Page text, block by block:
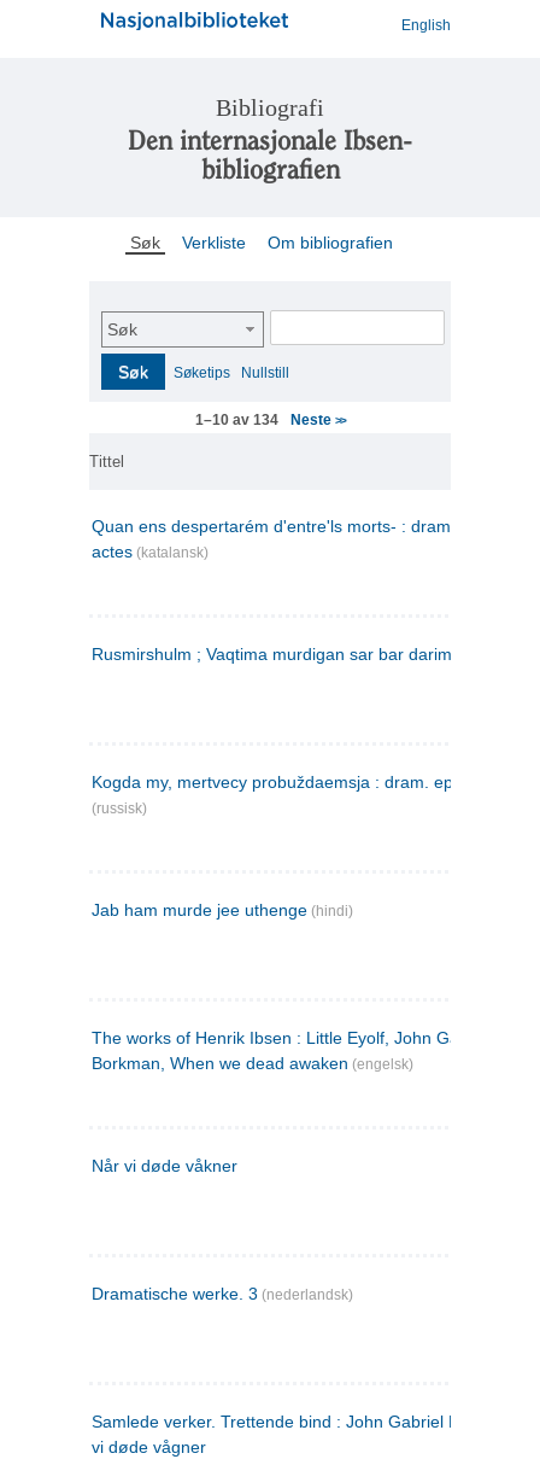
English
Bibliografi
Den internasjonale Ibsen-
bibliografien
Søk Verkliste Om bibliografien
Søk
Søk Søketips Nullstill
1–10 av 134 Neste >>
Tittel
Quan ens despertarém d'entre'ls morts- : drama en tres
actes (katalansk)
Rusmirshulm ; Vaqtima murdigan sar bar darim
Kogda my, mertvecy probuždaemsja : dram. epilog v 3 d
(russisk)
Jab ham murde jee uthenge (hindi)
The works of Henrik Ibsen : Little Eyolf, John Gabriel
Borkman, When we dead awaken (engelsk)
Når vi døde våkner
Dramatische werke. 3 (nederlandsk)
Samlede verker. Trettende bind : John Gabriel Borkman ;
vi døde vågner